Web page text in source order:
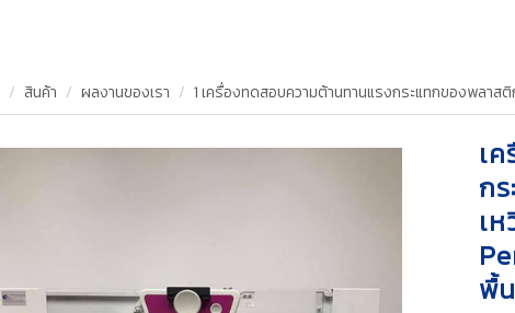
สินค้า ผลงานของเรา 1 เครื่องทดสอบความต้านทานแรงกระแทกของพลาส
เ
ก
เ
พื้